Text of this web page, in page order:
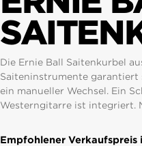
Die Ernie Ball Saitenkurbel
Saiteninstrumente garantiert
ein manueller Wechsel. Ein
Westerngitarre ist integriert.
Empfohlener Verkaufspreis